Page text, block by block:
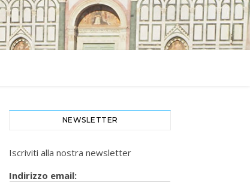
NEWSLETTER
Iscriviti alla nostra newsletter
Indirizzo email: